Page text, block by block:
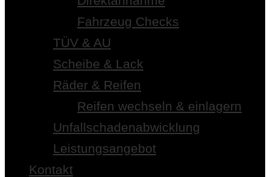
Fahrzeug Checks
TÜV & AU
Scheibe & Lack
Räder & Reifen
Reifen wechseln & einlagern
Unfallschadenabwicklung
Leistungsangebot
Kontakt